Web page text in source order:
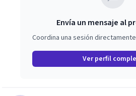
Envía un mensaje al
Coordina una sesión
Ver perfil